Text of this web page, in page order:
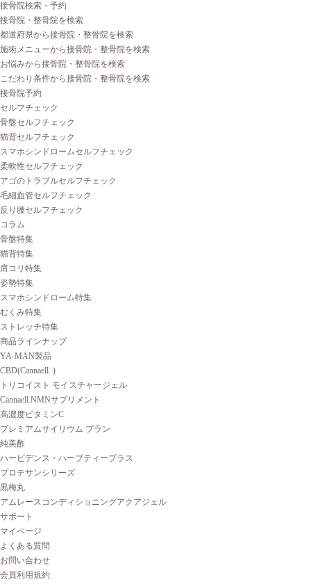
接骨院検索・予約
接骨院・整骨院を検索
都道府県から接骨院・整骨院を検索
施術メニューから接骨院・整骨院を検索
お悩みから接骨院・整骨院を検索
こだわり条件から接骨院・整骨院を検索
接骨院予約
セルフチェック
骨盤セルフチェック
猫背セルフチェック
スマホシンドロームセルフチェック
柔軟性セルフチェック
アゴのトラブルセルフチェック
毛細血管セルフチェック
反り腰セルフチェック
コラム
骨盤特集
猫背特集
肩コリ特集
姿勢特集
スマホシンドローム特集
むくみ特集
ストレッチ特集
商品ラインナップ
YA-MAN製品
CBD(Cannaell. )
トリコイスト モイスチャージェル
Cannaell.NMNサプリメント
高濃度ビタミンC
プレミアムサイリウム プラン
純美酢
ハービデンス・ハーブティープラス
プロテサンシリーズ
黒梅丸
アムレースコンディショニングアクアジェル
サポート
マイページ
よくある質問
お問い合わせ
会員利用規約